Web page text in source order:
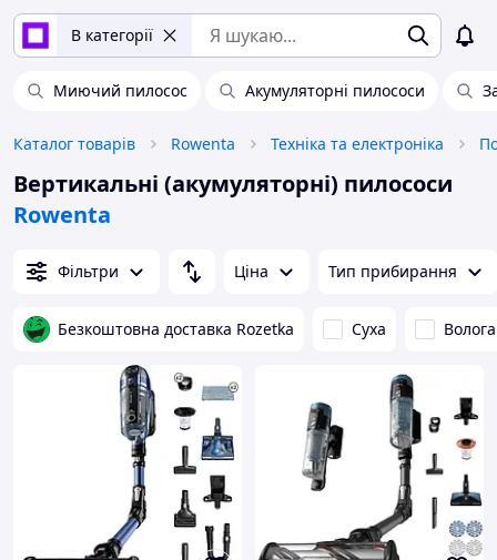
В категорії
Миючий пилосос Акумуляторні пилососи
Каталог товарів Rowenta Техніка та електроніка
Вертикальні (акумуляторні) пилососи
Rowenta
Фільтри Ціна Тип прибирання
Безкоштовна доставка Rozetka Суха Волога